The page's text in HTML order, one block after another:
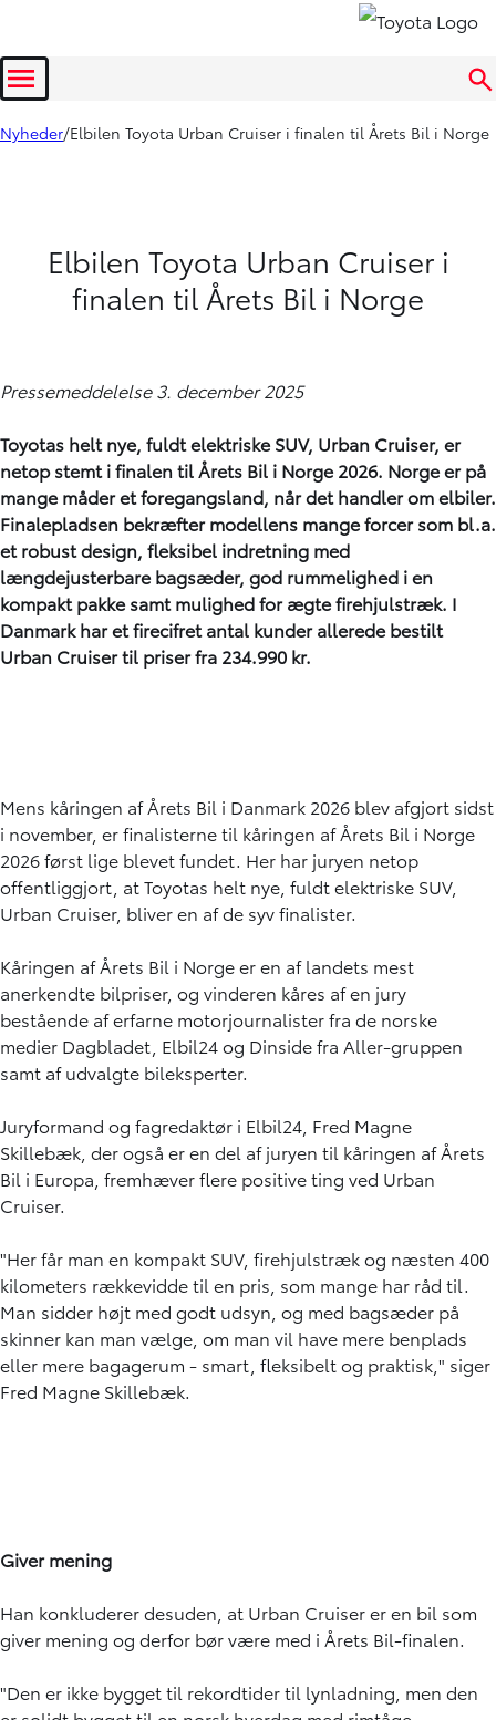
Menu
Nyheder Elbilen Toyota Urban Cruiser i finalen til Årets Bil i Norge
Elbilen Toyota Urban Cruiser i
finalen til Årets Bil i Norge
Pressemeddelelse 3. december 2025
Toyotas helt nye, fuldt elektriske SUV, Urban Cruiser, er
netop stemt i finalen til Årets Bil i Norge 2026. Norge er på
mange måder et foregangsland, når det handler om elbiler.
Finalepladsen bekræfter modellens mange forcer som bl.a.
et robust design, fleksibel indretning med
længdejusterbare bagsæder, god rummelighed i en
kompakt pakke samt mulighed for ægte firehjulstræk. I
Danmark har et firecifret antal kunder allerede bestilt
Urban Cruiser til priser fra 234.990 kr.
Mens kåringen af Årets Bil i Danmark 2026 blev afgjort sidst
i november, er finalisterne til kåringen af Årets Bil i Norge
2026 først lige blevet fundet. Her har juryen netop
offentliggjort, at Toyotas helt nye, fuldt elektriske SUV,
Urban Cruiser, bliver en af de syv finalister.
Kåringen af Årets Bil i Norge er en af landets mest
anerkendte bilpriser, og vinderen kåres af en jury
bestående af erfarne motorjournalister fra de norske
medier Dagbladet, Elbil24 og Dinside fra Aller-gruppen
samt af udvalgte bileksperter.
Juryformand og fagredaktør i Elbil24, Fred Magne
Skillebæk, der også er en del af juryen til kåringen af Årets
Bil i Europa, fremhæver flere positive ting ved Urban
Cruiser.
"Her får man en kompakt SUV, firehjulstræk og næsten 400
kilometers rækkevidde til en pris, som mange har råd til.
Man sidder højt med godt udsyn, og med bagsæder på
skinner kan man vælge, om man vil have mere benplads
eller mere bagagerum - smart, fleksibelt og praktisk," siger
Fred Magne Skillebæk.
Giver mening
Han konkluderer desuden, at Urban Cruiser er en bil som
giver mening og derfor bør være med i Årets Bil-finalen.
"Den er ikke bygget til rekordtider til lynladning, men den